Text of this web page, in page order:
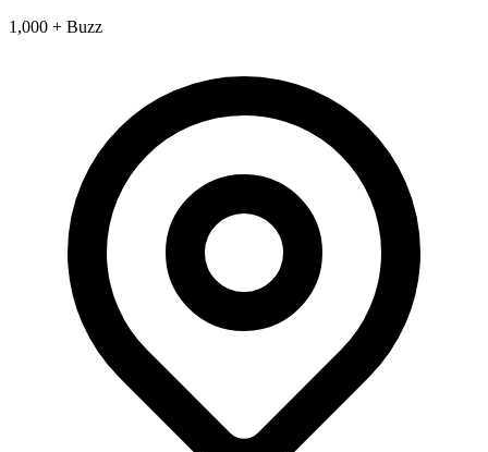
1,000 + Buzz